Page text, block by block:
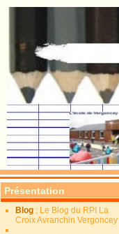
Présentation
Blog : Le Blog du RPI La
Croix Avranchin Vergoncey